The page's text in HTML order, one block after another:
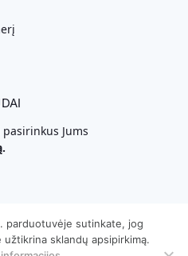
Jums
parduotuvėje sutinkate, jog
sklandų apsipirkimą.